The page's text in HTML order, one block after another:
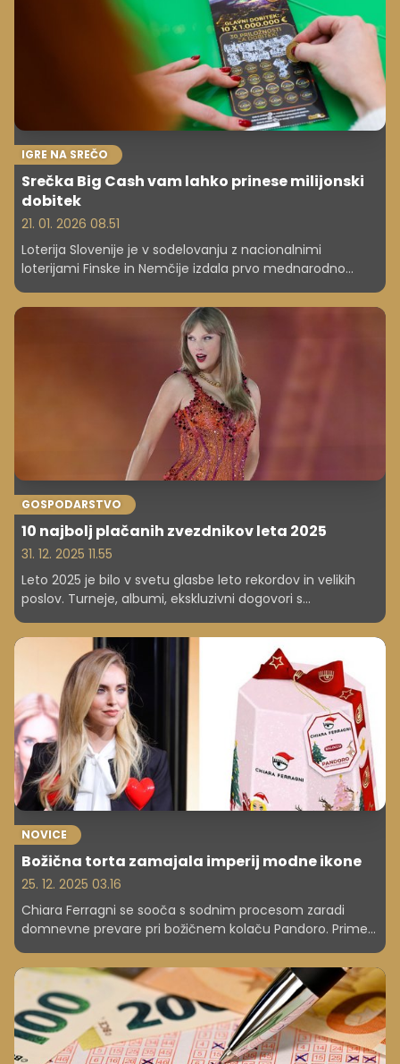
IGRE NA SREČO
Srečka Big Cash vam lahko prinese milijonski
dobitek
21. 01. 2026 08.51
Loterija Slovenije je v sodelovanju z nacionalnimi
loterijami Finske in Nemčije izdala prvo mednarodno
srečko na svetu. Srečka Big Cash tako slovenskim
igralcem zdaj prvič omogoča možnost milijonskega
dobitka. Glavni dobitki so vredni milijon evrov, v skladu pa
je takih srečk deset. Posamezna srečka stane 20 evrov,
GOSPODARSTVO
10 najbolj plačanih zvezdnikov leta 2025
31. 12. 2025 11.55
Leto 2025 je bilo v svetu glasbe leto rekordov in velikih
poslov. Turneje, albumi, ekskluzivni dogovori s
platformami, prodaja pravic do kataloga in strateški
nakupi so poskrbeli, da so nekateri glasbeniki dosegli
doslej nevidene prihodke. Med njimi je ena zvezdnica
celo postala milijarderka, kar potrjuje, da je glasbena
industrija poleg umetniškega uspeha tudi izjemno
dobičkonosna.
NOVICE
Božična torta zamajala imperij modne ikone
25. 12. 2025 03.16
Chiara Ferragni se sooča s sodnim procesom zaradi
domnevne prevare pri božičnem kolaču Pandoro. Primer
je razgalil pasti vplivnostnega marketinga in ogrozil njen
imperij.